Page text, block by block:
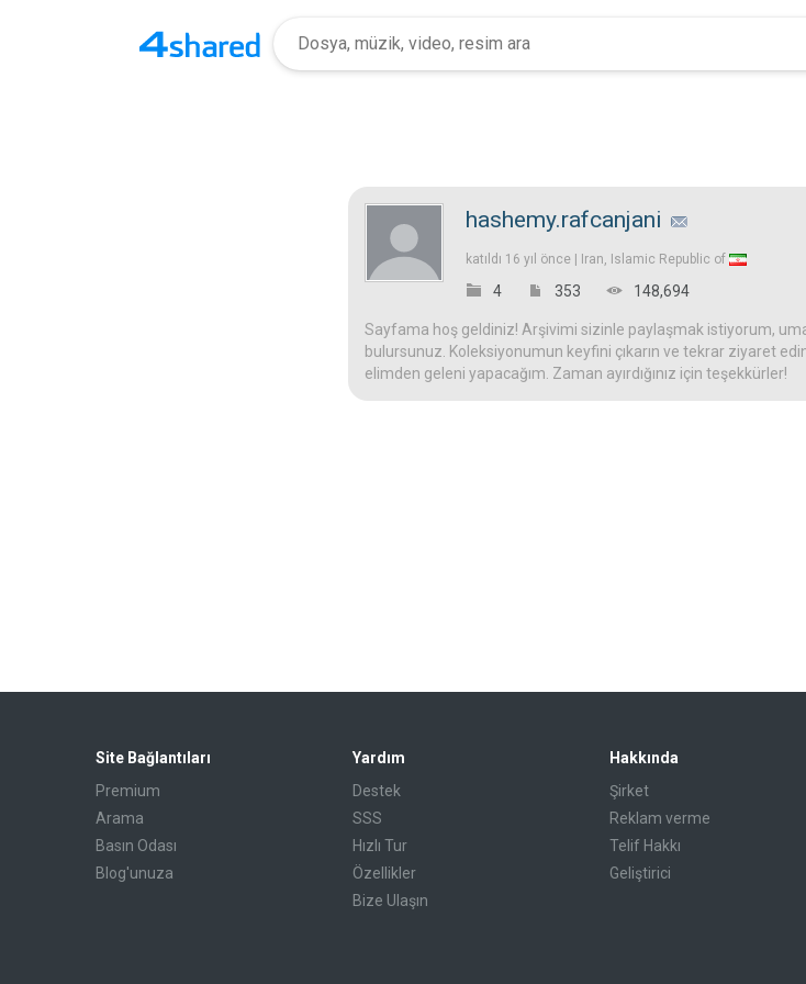
hashemy.rafcanjani
katıldı 16 yıl önce | Iran, Islamic Republic of
4 353 148,694
Sayfama hoş geldiniz! Arşivimi sizinle paylaşmak istiyorum,
bulursunuz. Koleksiyonumun keyfini çıkarın ve tekrar ziyaret
elimden geleni yapacağım. Zaman ayırdığınız için teşekkürler!
Site Bağlantıları
Premium
Arama
Basın Odası
Blog'unuza
Yardım
Destek
SSS
Hızlı Tur
Özellikler
Bize Ulaşın
Hakkında
Şirket
Reklam verme
Telif Hakkı
Geliştirici